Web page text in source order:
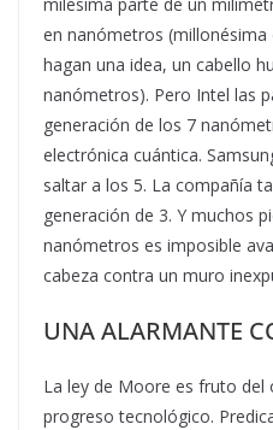
en nanómetros
hagan una idea, un cabello
nanómetros). Pero Intel las
generación de los 7
electrónica cuántica.
saltar a los 5. La compañía
generación de 3. Y muchos
nanómetros es imposible
cabeza contra un muro
UNA ALARMANTE
La ley de Moore es fruto del
progreso tecnológico.